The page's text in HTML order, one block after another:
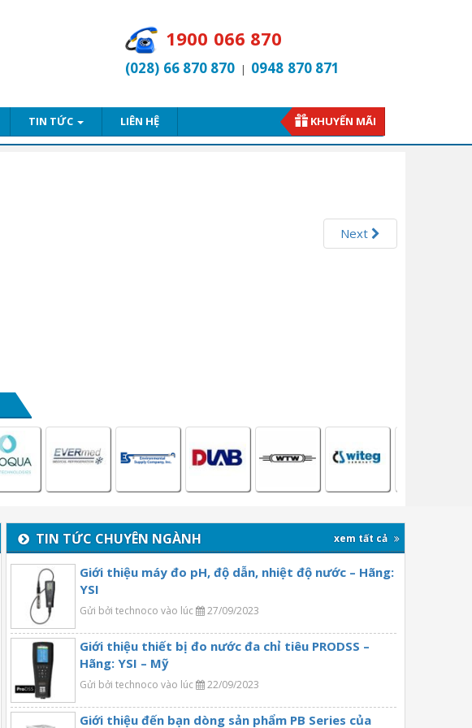
1900 066 870
(028) 66 870 870 | 0948 870 871
TIN TỨC LIÊN HỆ KHUYẾN MÃI
Next
TIN TỨC CHUYÊN NGÀNH xem tất cả
Giới thiệu máy đo pH, độ dẫn, nhiệt độ nước – Hãng:
YSI
Gửi bởi technoco vào lúc 27/09/2023
Giới thiệu thiết bị đo nước đa chỉ tiêu PRODSS –
Hãng: YSI – Mỹ
Gửi bởi technoco vào lúc 22/09/2023
Giới thiệu đến bạn dòng sản phẩm PB Series của